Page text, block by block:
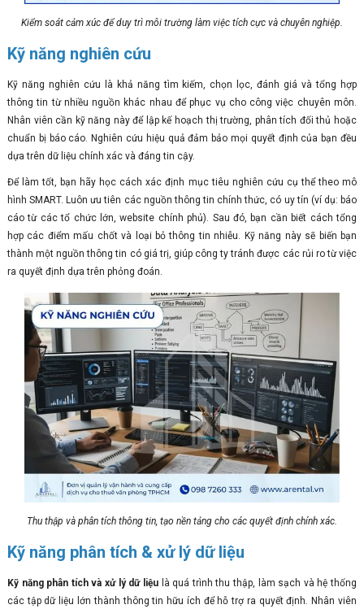
Kiểm soát cảm xúc để duy trì môi trường làm việc tích cực và chuyên nghiệp.
Kỹ năng nghiên cứu
Kỹ năng nghiên cứu là khả năng tìm kiếm, chọn lọc, đánh giá và tổng hợp
thông tin từ nhiều nguồn khác nhau để phục vụ cho công việc chuyên môn.
Nhân viên cần kỹ năng này để lập kế hoạch thị trường, phân tích đối thủ hoặc
chuẩn bị báo cáo. Nghiên cứu hiệu quả đảm bảo mọi quyết định của bạn đều
dựa trên dữ liệu chính xác và đáng tin cậy.
Để làm tốt, bạn hãy học cách xác định mục tiêu nghiên cứu cụ thể theo mô
hình SMART. Luôn ưu tiên các nguồn thông tin chính thức, có uy tín (ví dụ: báo
cáo từ các tổ chức lớn, website chính phủ). Sau đó, bạn cần biết cách tổng
hợp các điểm mấu chốt và loại bỏ thông tin nhiễu. Kỹ năng này sẽ biến bạn
thành một nguồn thông tin có giá trị, giúp công ty tránh được các rủi ro từ việc
ra quyết định dựa trên phỏng đoán.
Thu thập và phân tích thông tin, tạo nền tảng cho các quyết định chính xác.
Kỹ năng phân tích & xử lý dữ liệu
Kỹ năng phân tích và xử lý dữ liệulà quá trình thu thập, làm sạch và hệ thống
các tập dữ liệu lớn thành thông tin hữu ích để hỗ trợ ra quyết định. Nhân viên